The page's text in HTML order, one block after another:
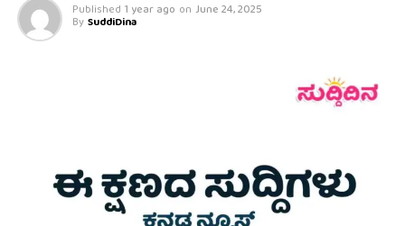
Published 1 year ago on June 24, 2025
By SuddiDina